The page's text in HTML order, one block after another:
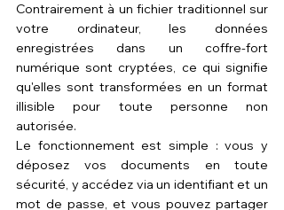
Contrairement à un fichier traditionnel sur
votre ordinateur, les données
enregistrées dans un coffre-fort
numérique sont cryptées, ce qui signifie
qu'elles sont transformées en un format
illisible pour toute personne non
autorisée.
Le fonctionnement est simple : vous y
déposez vos documents en toute
sécurité, y accédez via un identifiant et un
mot de passe, et vous pouvez partager